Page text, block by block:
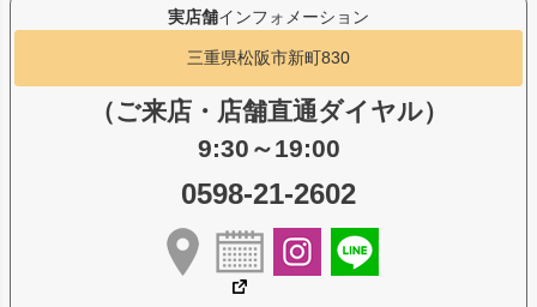
実店舗インフォメーション
三重県松阪市新町830
（ご来店・店舗直通ダイヤル）
9:30～19:00
0598-21-2602